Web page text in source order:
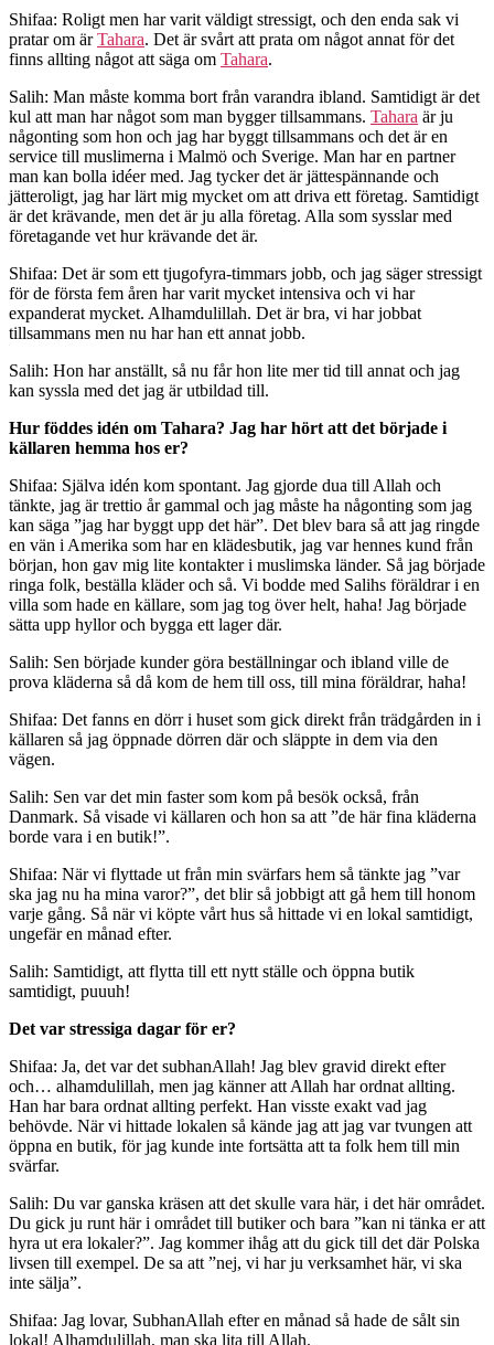
Shifaa: Roligt men har varit väldigt stressigt, och den enda sak vi
pratar om ärTahara. Det är svårt att prata om något annat för det
finns allting något att säga om Tahara.
Salih: Man måste komma bort från varandra ibland. Samtidigt är det
kul att man har något som man bygger tillsammans. Tahara är ju
någonting som hon och jag har byggt tillsammans och det är en
service till muslimerna i Malmö och Sverige. Man har en partner
man kan bolla idéer med. Jag tycker det är jättespännande och
jätteroligt, jag har lärt mig mycket om att driva ett företag. Samtidigt
är det krävande, men det är ju alla företag. Alla som sysslar med
företagande vet hur krävande det är.
Shifaa: Det är som ett tjugofyra-timmars jobb, och jag säger stressigt
för de första fem åren har varit mycket intensiva och vi har
expanderat mycket. Alhamdulillah. Det är bra, vi har jobbat
tillsammans men nu har han ett annat jobb.
Salih: Hon har anställt, så nu får hon lite mer tid till annat och jag
kan syssla med det jag är utbildad till.
Hur föddes idén om Tahara? Jag har hört att det började i
källaren hemma hos er?
Shifaa: Själva idén kom spontant. Jag gjorde dua till Allah och
tänkte, jag är trettio år gammal och jag måste ha någonting som jag
kan säga ”jag har byggt upp det här”. Det blev bara så att jag ringde
en vän i Amerika som har en klädesbutik, jag var hennes kund från
början, hon gav mig lite kontakter i muslimska länder. Så jag började
ringa folk, beställa kläder och så. Vi bodde med Salihs föräldrar i en
villa som hade en källare, som jag tog över helt, haha! Jag började
sätta upp hyllor och bygga ett lager där.
Salih: Sen började kunder göra beställningar och ibland ville de
prova kläderna så då kom de hem till oss, till mina föräldrar, haha!
Shifaa: Det fanns en dörr i huset som gick direkt från trädgården in i
källaren så jag öppnade dörren där och släppte in dem via den
vägen.
Salih: Sen var det min faster som kom på besök också, från
Danmark. Så visade vi källaren och hon sa att ”de här fina kläderna
borde vara i en butik!”.
Shifaa: När vi flyttade ut från min svärfars hem så tänkte jag ”var
ska jag nu ha mina varor?”, det blir så jobbigt att gå hem till honom
varje gång. Så när vi köpte vårt hus så hittade vi en lokal samtidigt,
ungefär en månad efter.
Salih: Samtidigt, att flytta till ett nytt ställe och öppna butik
samtidigt, puuuh!
Det var stressiga dagar för er?
Shifaa: Ja, det var det subhanAllah! Jag blev gravid direkt efter
och… alhamdulillah, men jag känner att Allah har ordnat allting.
Han har bara ordnat allting perfekt. Han visste exakt vad jag
behövde. När vi hittade lokalen så kände jag att jag var tvungen att
öppna en butik, för jag kunde inte fortsätta att ta folk hem till min
svärfar.
Salih: Du var ganska kräsen att det skulle vara här, i det här området.
Du gick ju runt här i området till butiker och bara ”kan ni tänka er att
hyra ut era lokaler?”. Jag kommer ihåg att du gick till det där Polska
livsen till exempel. De sa att ”nej, vi har ju verksamhet här, vi ska
inte sälja”.
Shifaa: Jag lovar, SubhanAllah efter en månad så hade de sålt sin
lokal! Alhamdulillah, man ska lita till Allah.